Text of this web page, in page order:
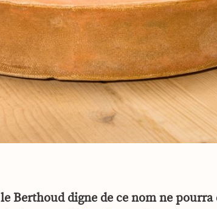
le Berthoud digne de ce nom ne pourra